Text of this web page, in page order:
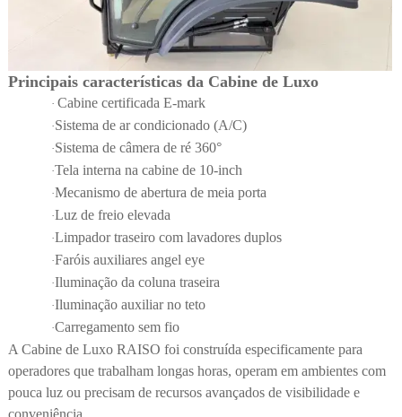
Principais características da Cabine de Luxo
· Cabine certificada E-mark
·Sistema de ar condicionado (A/C)
·Sistema de câmera de ré 360°
·Tela interna na cabine de 10-inch
·Mecanismo de abertura de meia porta
·Luz de freio elevada
·Limpador traseiro com lavadores duplos
·Faróis auxiliares angel eye
·Iluminação da coluna traseira
·Iluminação auxiliar no teto
·Carregamento sem fio
A Cabine de Luxo RAISO foi construída especificamente para
operadores que trabalham longas horas, operam em ambientes com
pouca luz ou precisam de recursos avançados de visibilidade e
conveniência.